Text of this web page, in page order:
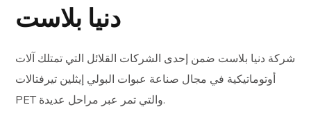
دنيا بلاست
شركة دنيا بلاست ضمن إحدى الشركات القلائل التي تمتلك آلات
أوتوماتيكية في مجال صناعة عبوات البولي إيثلين تيرفتالات
PET والتي تمر عبر مراحل عديدة.